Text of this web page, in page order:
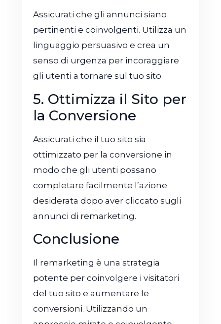
Assicurati che gli annunci siano
pertinenti e coinvolgenti. Utilizza un
linguaggio persuasivo e crea un
senso di urgenza per incoraggiare
gli utenti a tornare sul tuo sito.
5. Ottimizza il Sito per
la Conversione
Assicurati che il tuo sito sia
ottimizzato per la conversione in
modo che gli utenti possano
completare facilmente l’azione
desiderata dopo aver cliccato sugli
annunci di remarketing.
Conclusione
Il remarketing è una strategia
potente per coinvolgere i visitatori
del tuo sito e aumentare le
conversioni. Utilizzando un